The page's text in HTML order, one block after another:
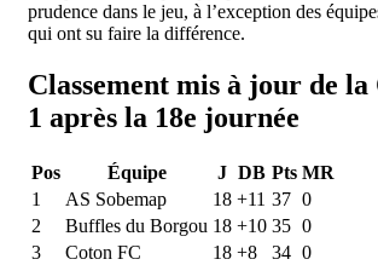
prudence dans le jeu, à l’exception des
qui ont su faire la différence.
Classement mis à jour de
1 après la 18e journée
Pos Équipe J DB Pts MR
1
AS Sobemap 18 +11 37 0
2
Buffles du Borgou 18 +10 35 0
3
Coton FC 18 +8 34 0